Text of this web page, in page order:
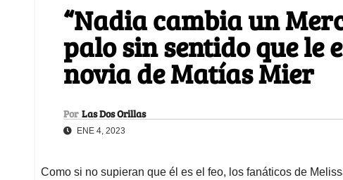
“Nadia cambia un
palo sin sentido que le
novia de Matías Mier
Por Las Dos Orillas
ENE 4, 2023
Como si no supieran que él es el feo, los fanáticos de